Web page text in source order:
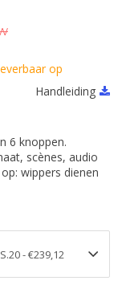
op
Handleiding
6 knoppen.
scènes, audio
wippers dienen